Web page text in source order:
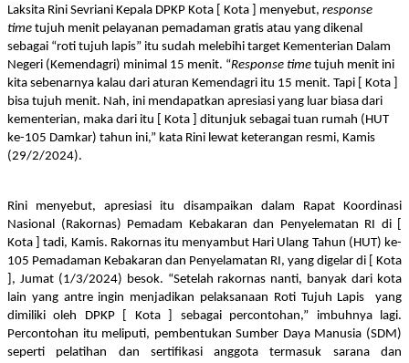
Laksita Rini Sevriani Kepala DPKP Kota [ Kota ] menyebut, response
time tujuh menit pelayanan pemadaman gratis atau yang dikenal
sebagai “roti tujuh lapis” itu sudah melebihi target Kementerian Dalam
Negeri (Kemendagri) minimal 15 menit. “Response time tujuh menit ini
kita sebenarnya kalau dari aturan Kemendagri itu 15 menit. Tapi [ Kota ]
bisa tujuh menit. Nah, ini mendapatkan apresiasi yang luar biasa dari
kementerian, maka dari itu [ Kota ] ditunjuk sebagai tuan rumah (HUT
ke-105 Damkar) tahun ini,” kata Rini lewat keterangan resmi, Kamis
(29/2/2024).
Rini menyebut, apresiasi itu disampaikan dalam Rapat Koordinasi
Nasional (Rakornas) Pemadam Kebakaran dan Penyelematan RI di [
Kota ] tadi, Kamis. Rakornas itu menyambut Hari Ulang Tahun (HUT) ke-
105 Pemadaman Kebakaran dan Penyelamatan RI, yang digelar di [ Kota
], Jumat (1/3/2024) besok. “Setelah rakornas nanti, banyak dari kota
lain yang antre ingin menjadikan pelaksanaan Roti Tujuh Lapis yang
dimiliki oleh DPKP [ Kota ] sebagai percontohan,” imbuhnya lagi.
Percontohan itu meliputi, pembentukan Sumber Daya Manusia (SDM)
seperti pelatihan dan sertifikasi anggota termasuk sarana dan